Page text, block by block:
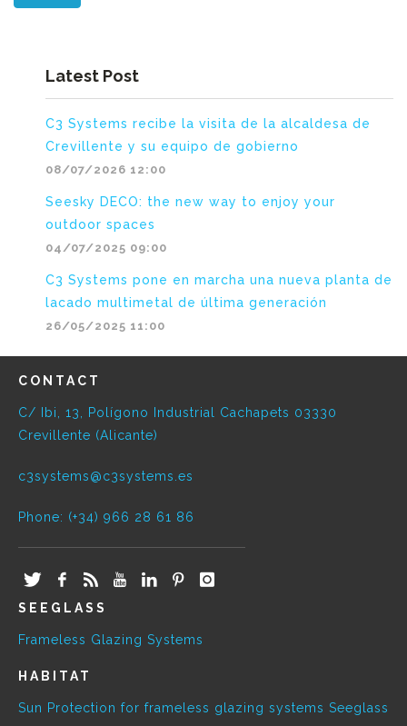
Latest Post
C3 Systems recibe la visita de la alcaldesa de
Crevillente y su equipo de gobierno
08/07/2026 12:00
Seesky DECO: the new way to enjoy your
outdoor spaces
04/07/2025 09:00
C3 Systems pone en marcha una nueva planta de
lacado multimetal de última generación
26/05/2025 11:00
CONTACT
C/ Ibi, 13, Polígono Industrial Cachapets 03330
Crevillente (Alicante)
c3systems@c3systems.es
Phone: (+34) 966 28 61 86
SEEGLASS
Frameless Glazing Systems
HABITAT
Sun Protection for frameless glazing systems Seeglass